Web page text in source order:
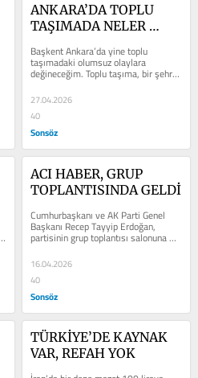
ANKARA’DA TOPLU
TAŞIMADA NELER
Başkent Ankara’da yine toplu
taşımadaki olumsuz olaylara
değineceğim. Toplu taşıma, bir şehrin
aynasıdır. O aynada yalnızca yollar,...
27.04.2026
40
Sonsöz
ACI HABER, GRUP
TOPLANTISINDA GELDİ
Cumhurbaşkanı ve AK Parti Genel
Başkanı Recep Tayyip Erdoğan,
partisinin grup toplantısı salonuna
saat 12.10’da geldi. Toplantı öncesi...
16.04.2026
40
Sonsöz
TÜRKİYE’DE KAYNAK
VAR, REFAH YOK